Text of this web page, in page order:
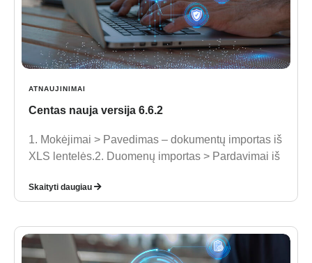
ATNAUJINIMAI
Centas nauja versija 6.6.2
1. Mokėjimai > Pavedimas – dokumentų importas iš
XLS lentelės.2. Duomenų importas > Pardavimai iš
Skaityti daugiau